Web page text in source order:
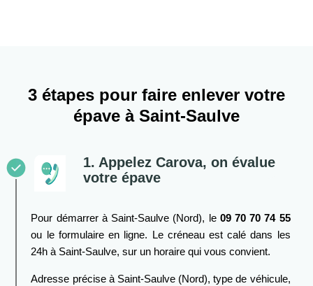
3 étapes pour faire enlever votre
épave à Saint-Saulve
1. Appelez Carova, on évalue
votre épave
Pour démarrer à Saint-Saulve (Nord), le 09 70 70 74 55
ou le formulaire en ligne. Le créneau est calé dans les
24h à Saint-Saulve, sur un horaire qui vous convient.
Adresse précise à Saint-Saulve (Nord), type de véhicule,